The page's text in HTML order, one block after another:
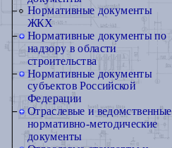
Нормативные документы
ЖКХ
Нормативные документы по
надзору в области
строительства
Нормативные документы
субъектов Российской
Федерации
Отраслевые и ведомственные
нормативно-методические
документы